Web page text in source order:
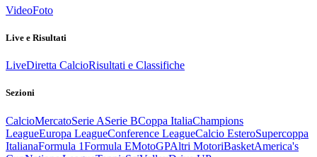
VideoFoto
Live e Risultati
LiveDiretta CalcioRisultati e Classifiche
Sezioni
CalcioMercatoSerie ASerie BCoppa ItaliaChampions
LeagueEuropa LeagueConference LeagueCalcio EsteroSupercoppa
ItalianaFormula 1Formula EMotoGPAltri MotoriBasketAmerica's